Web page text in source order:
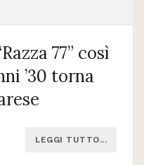
77” così
’30 torna
LEGGI TUTTO...